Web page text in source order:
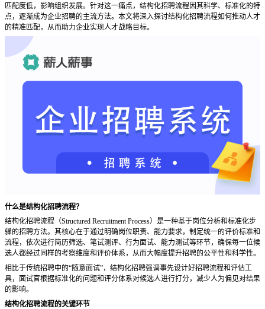
匹配度低，影响组织发展。针对这一痛点，结构化招聘流程因其科学、标准化的特
点，逐渐成为企业招聘的主流方法。本文将深入探讨结构化招聘流程如何推动人才
的精准匹配，从而助力企业实现人才战略目标。
什么是结构化招聘流程？
结构化招聘流程（Structured Recruitment Process）是一种基于岗位分析和标准化步
骤的招聘方法。其核心在于通过明确岗位职责、能力要求，制定统一的评价标准和
流程，依次进行简历筛选、笔试测评、行为面试、能力测试等环节，确保每一位候
选人都经过同样的考察维度和评价体系，从而大幅度提升招聘的公平性和科学性。
相比于传统招聘中的“随意面试”，结构化招聘强调事先设计好招聘流程和评估工
具，面试官根据标准化的问题和评分体系对候选人进行打分，减少人为偏见对结果
的影响。
结构化招聘流程的关键环节